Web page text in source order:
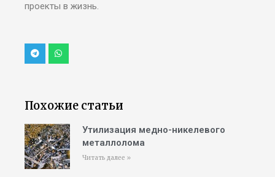
проекты в жизнь.
Похожие статьи
Утилизация медно-никелевого
металлолома
Читать далее »